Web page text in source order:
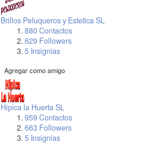
Brillos Peluqueros y Estetica SL
880 Contactos
629 Followers
5 Insignias
Agregar como amigo
Hipica la Huerta SL
959 Contactos
663 Followers
5 Insignias